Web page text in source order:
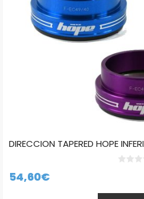
DIRECCION TAPERED HOPE
54,60€
página